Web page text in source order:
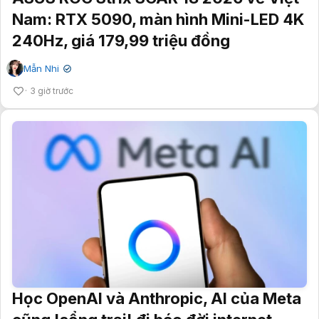
Nam: RTX 5090, màn hình Mini-LED 4K
240Hz, giá 179,99 triệu đồng
Mẫn Nhi ✔
3 giờ trước
Học OpenAI và Anthropic, AI của Meta